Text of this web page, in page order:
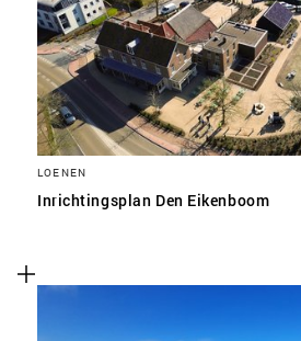
LOENEN
Inrichtingsplan Den Eikenboom